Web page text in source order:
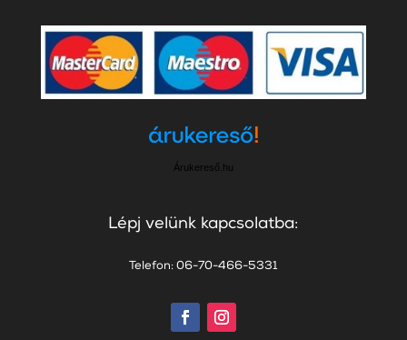
Árukereső.hu
Lépj velünk kapcsolatba:
Telefon: 06-70-466-5331